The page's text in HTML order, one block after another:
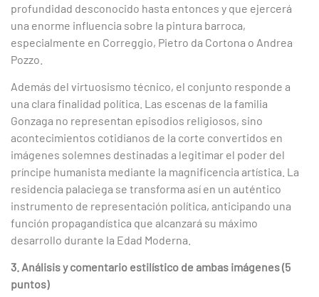
profundidad desconocido hasta entonces y que ejercerá
una enorme influencia sobre la pintura barroca,
especialmente en Correggio, Pietro da Cortona o Andrea
Pozzo.
Además del virtuosismo técnico, el conjunto responde a
una clara finalidad política. Las escenas de la familia
Gonzaga no representan episodios religiosos, sino
acontecimientos cotidianos de la corte convertidos en
imágenes solemnes destinadas a legitimar el poder del
príncipe humanista mediante la magnificencia artística. La
residencia palaciega se transforma así en un auténtico
instrumento de representación política, anticipando una
función propagandística que alcanzará su máximo
desarrollo durante la Edad Moderna.
3. Análisis y comentario estilístico de ambas imágenes (5
puntos)